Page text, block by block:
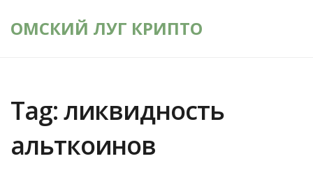
ОМСКИЙ ЛУГ КРИПТО
Tag: ликвидность
альткоинов